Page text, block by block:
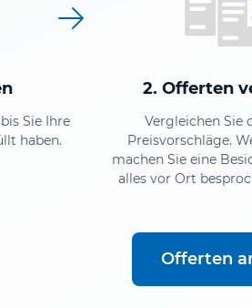
Sie Ihre
haben.
2. Offerten
Vergleichen Sie
Preisvorschläge.
machen Sie eine
alles vor Ort
Offerten